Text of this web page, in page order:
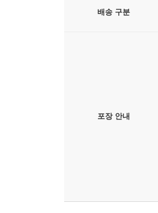
배송 구분
포장 안내